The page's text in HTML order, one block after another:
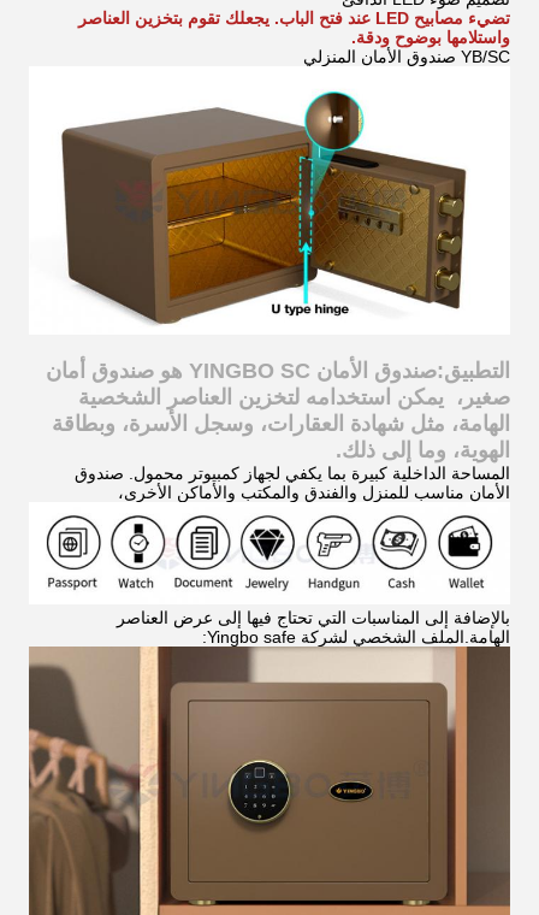
تضيء مصابيح LED عند فتح الباب. يجعلك تقوم بتخزين العناصر
واستلامها بوضوح ودقة.
YB/SC صندوق الأمان المنزلي
التطبيق:
صندوق الأمان YINGBO SC هو صندوق أمان
صغير، يمكن استخدامه لتخزين العناصر الشخصية
الهامة، مثل شهادة العقارات، وسجل الأسرة، وبطاقة
الهوية، وما إلى ذلك.
المساحة الداخلية كبيرة بما يكفي لجهاز كمبيوتر محمول. صندوق
الأمان مناسب للمنزل والفندق والمكتب والأماكن الأخرى،
بالإضافة إلى المناسبات التي تحتاج فيها إلى عرض العناصر
الهامة. الملف الشخصي لشركة Yingbo safe: